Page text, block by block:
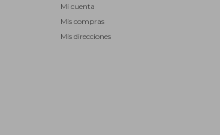
Mi cuenta
Mis compras
Mis direcciones